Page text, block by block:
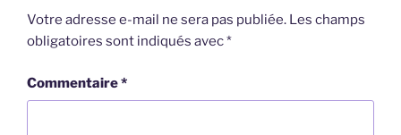
Votre adresse e-mail ne sera pas publiée. Les champs
obligatoires sont indiqués avec*
Commentaire*